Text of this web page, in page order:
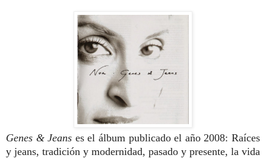
Genes & Jeans es el álbum publicado el año 2008: Raíces
y jeans, tradición y modernidad, pasado y presente, la vida